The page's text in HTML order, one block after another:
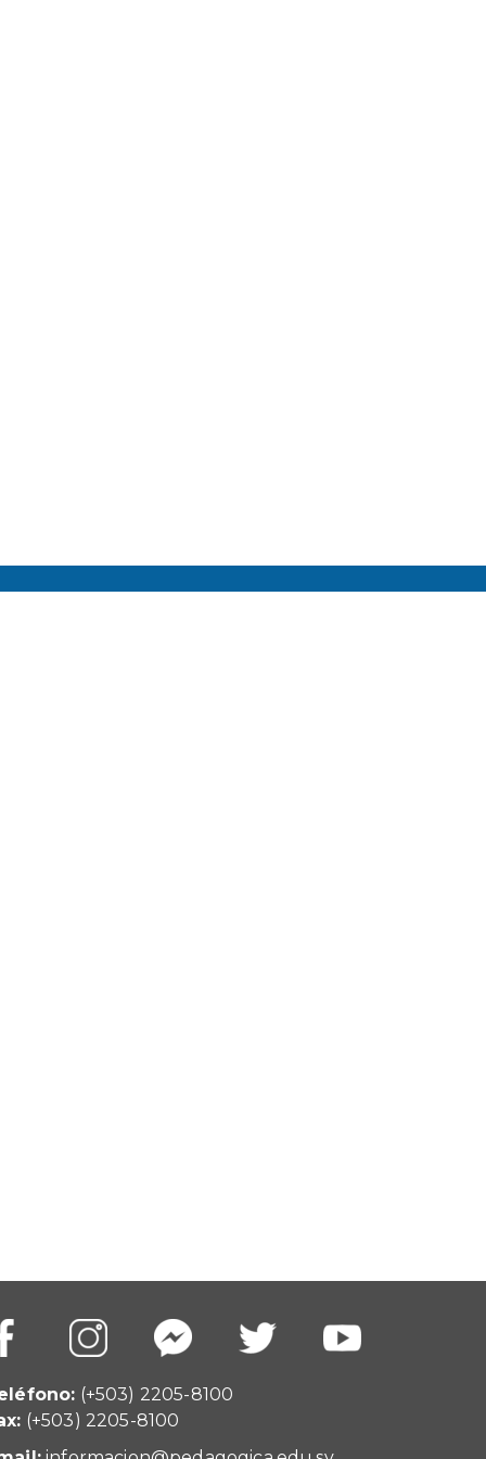
(+503) 2205-8100
(+503) 2205-8100